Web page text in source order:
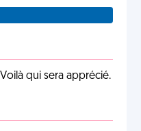
qui sera apprécié.